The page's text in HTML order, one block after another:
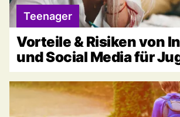
Teenager
Vorteile & Risiken von
und Social Media für